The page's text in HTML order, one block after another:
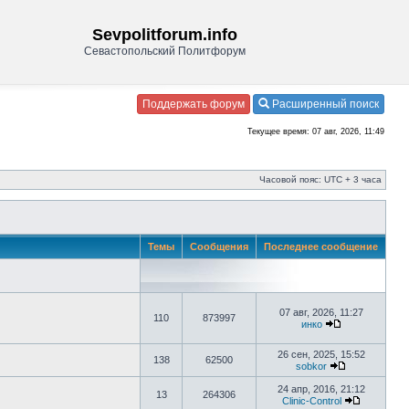
Sevpolitforum.info
Севастопольский Политфорум
Поддержать форум Расширенный поиск
Текущее время: 07 авг, 2026, 11:49
Часовой пояс: UTC + 3 часа
Темы Сообщения Последнее сообщение
110 873997
07 авг, 2026, 11:27
инко
138 62500
26 сен, 2025, 15:52
sobkor
13 264306
24 апр, 2016, 21:12
Clinic-Control